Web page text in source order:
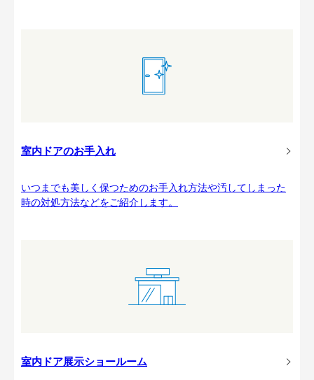
室内ドアのお手入れ
いつまでも美しく保つためのお手入れ方法や汚してしまった
時の対処方法などをご紹介します。
室内ドア展示ショールーム